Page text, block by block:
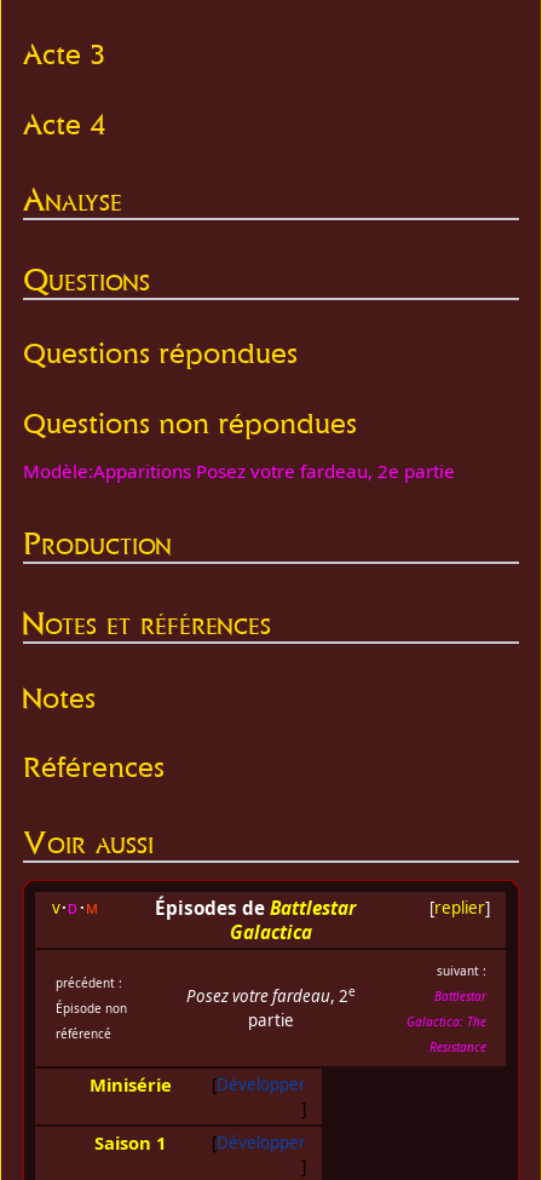
Acte 3
Acte 4
Analyse
Questions
Questions répondues
Questions non répondues
Modèle:Apparitions Posez votre fardeau, 2e partie
Production
Notes et références
Notes
Références
Voir aussi
[replier]
v d m Épisodes de Battlestar
Galactica
précédent :
Épisode non
référencé
Posez votre fardeau, 2e
partie
suivant :
Battlestar
Galactica: The
Resistance
Développer
Minisérie
Développer
Saison 1